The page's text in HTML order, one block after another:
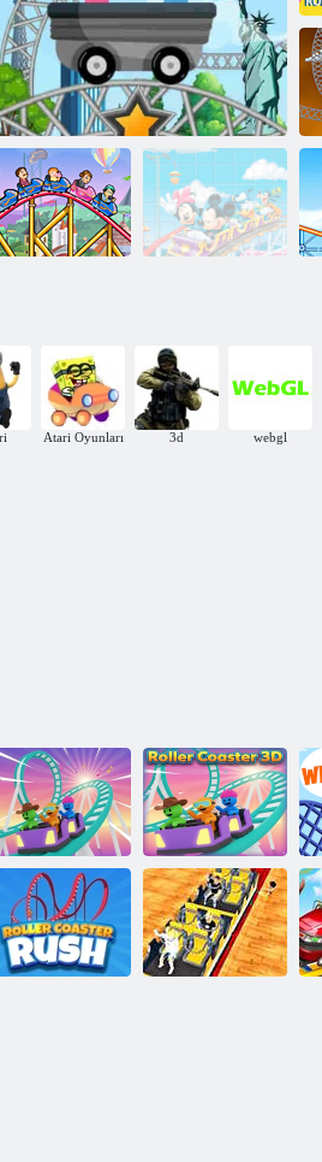
Roller coaster yolculuğu
Atari Oyunları 3d webgl
Lunapark Hız
Treni 3D
Lunapark Hız
Treni 3D